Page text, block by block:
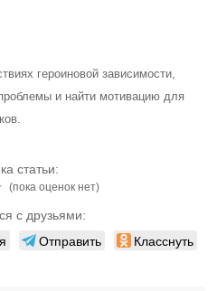
героиновой зависимости,
и найти мотивацию для
статьи:
(пока оценок нет)
с друзьями:
Отправить Класснуть